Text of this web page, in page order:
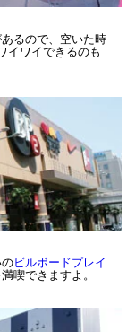
るので、空いた時
イワイできるのも
ビルボードプレイ
喫できますよ。